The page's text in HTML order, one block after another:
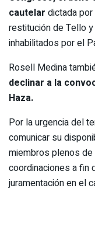
cautelar dictada
restitución de Tello
inhabilitados por el
Rosell Medina
declinar a la
Haza.
Por la urgencia del
comunicar su
miembros plenos
coordinaciones a fin
juramentación en el